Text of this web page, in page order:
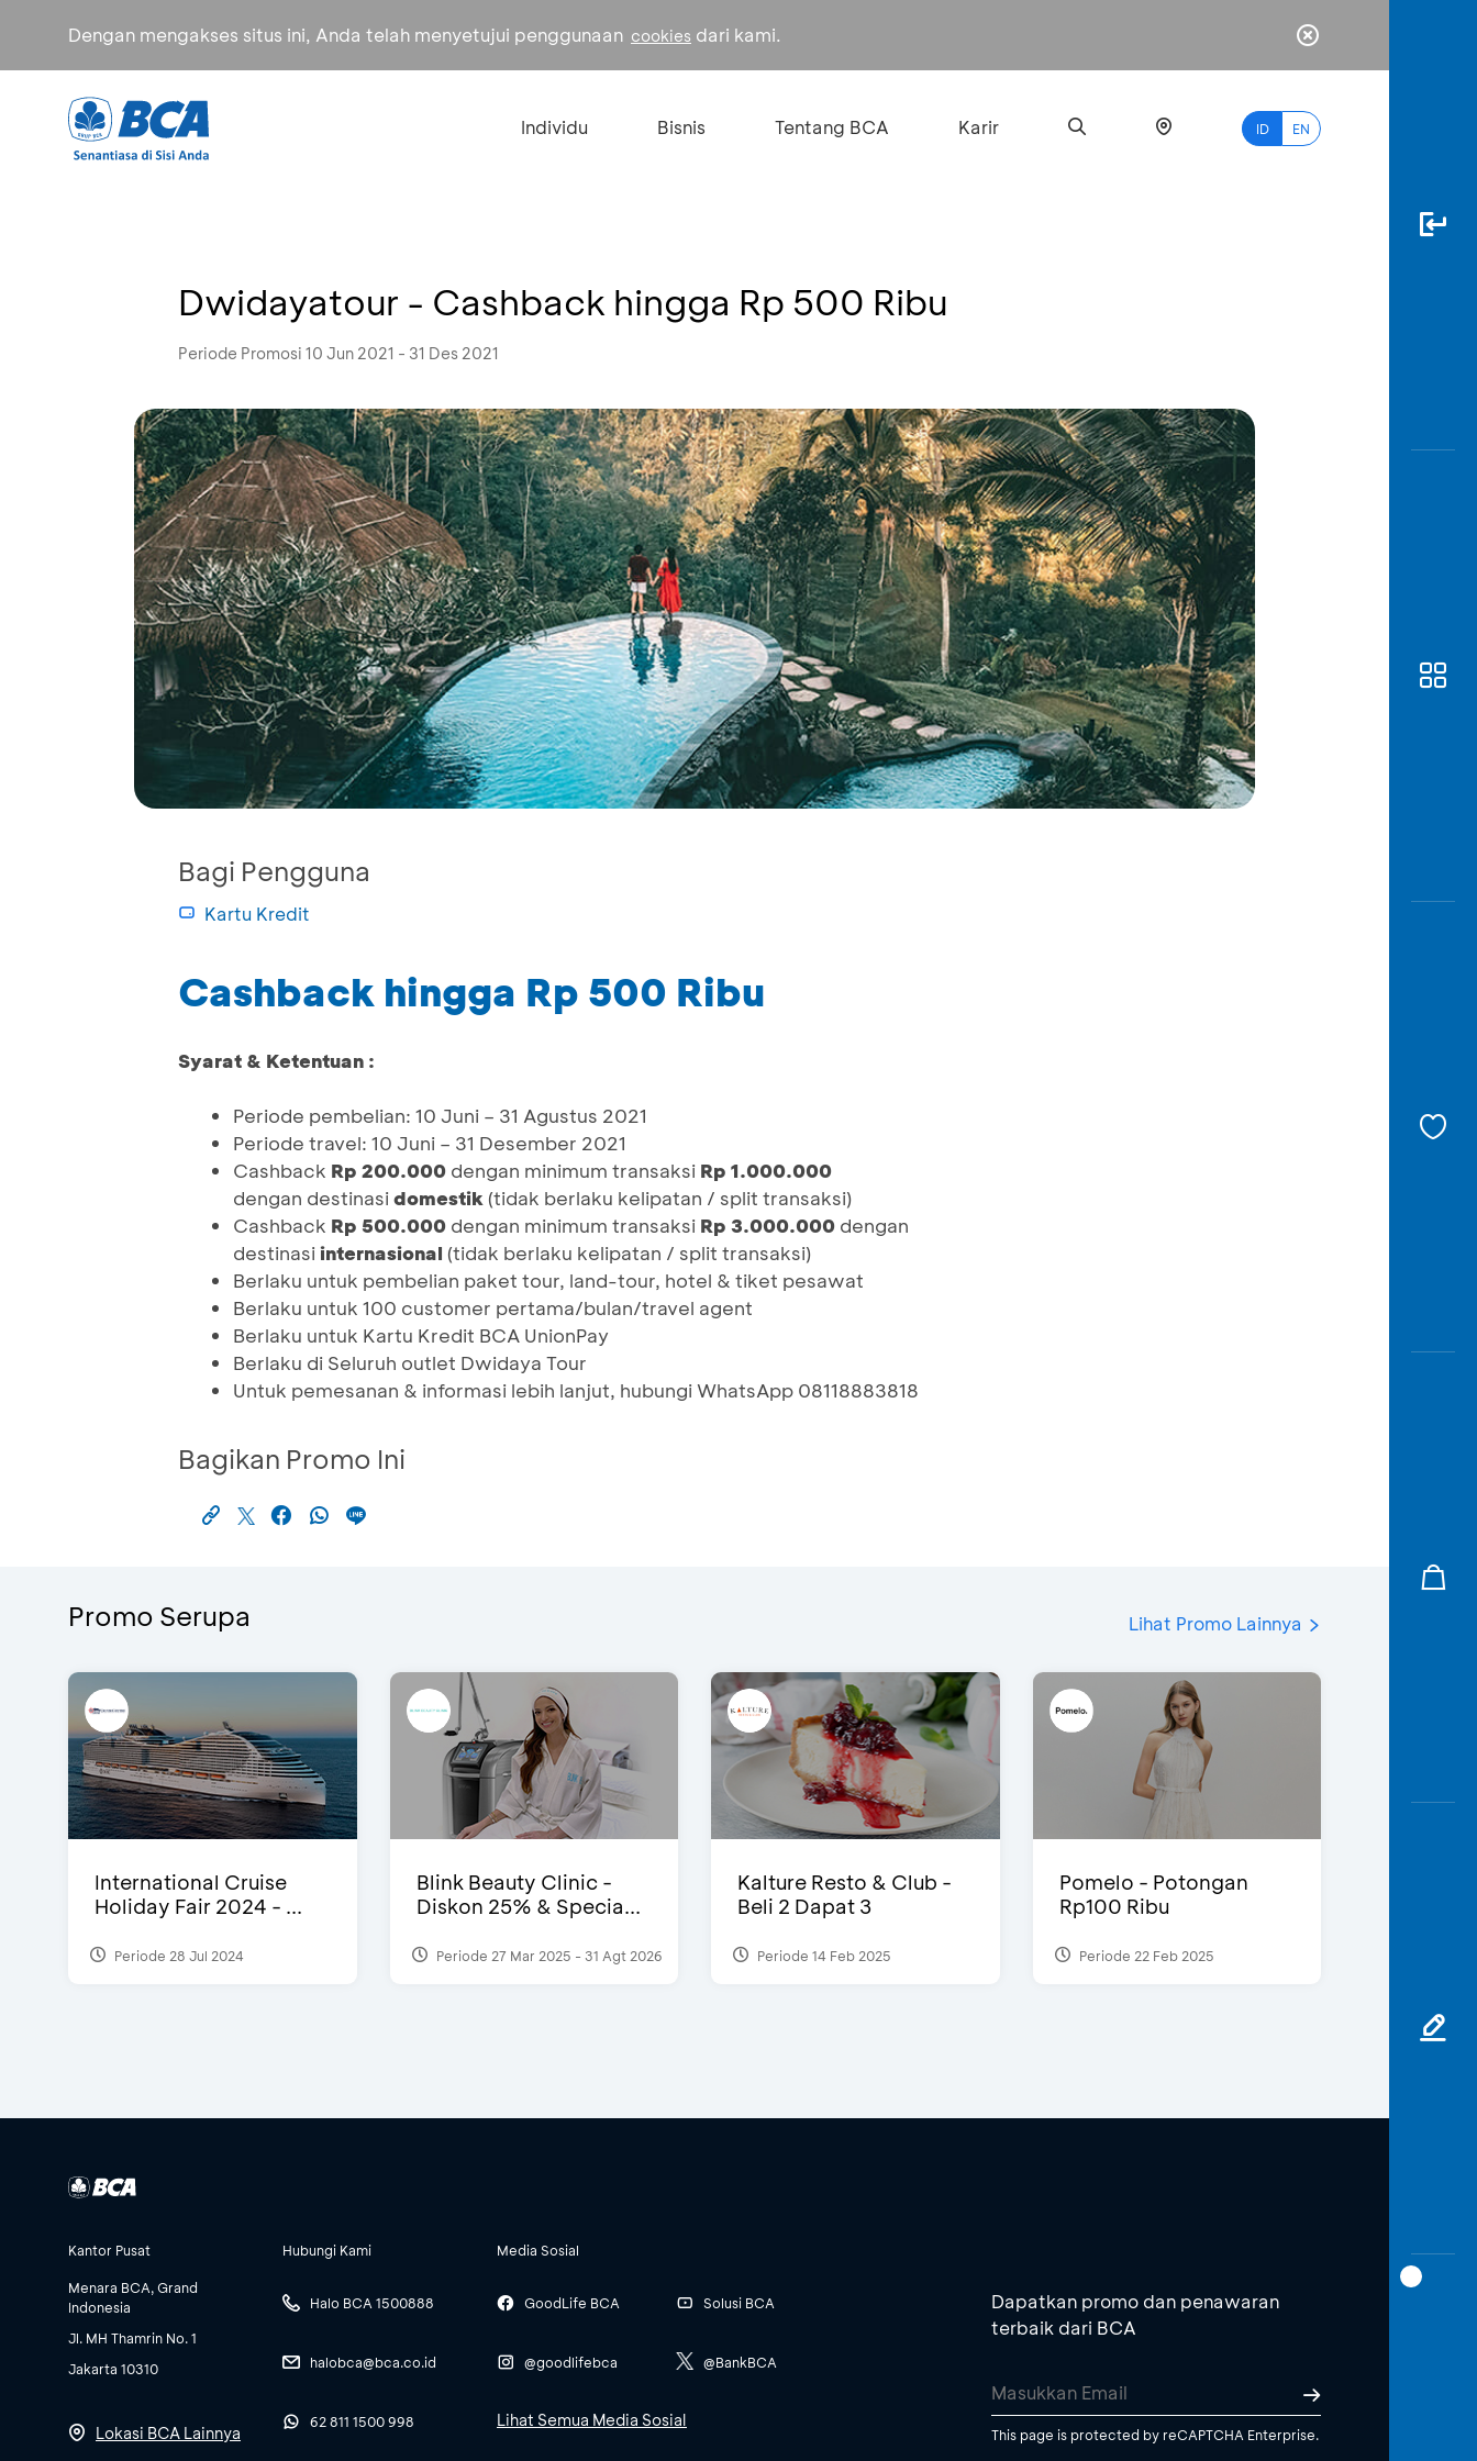
Dengan mengakses situs ini, Anda telah menyetujui penggunaan cookies dari kami.
Individu Bisnis Tentang BCA Karir ID EN
Dwidayatour - Cashback hingga Rp 500 Ribu
Periode Promosi 10 Jun 2021 - 31 Des 2021
Bagi Pengguna
Kartu Kredit
Cashback hingga Rp 500 Ribu
Syarat & Ketentuan :
Periode pembelian: 10 Juni – 31 Agustus 2021
Periode travel: 10 Juni – 31 Desember 2021
Cashback Rp 200.000 dengan minimum transaksi Rp 1.000.000
dengan destinasidomestik (tidak berlaku kelipatan / split transaksi)
Cashback Rp 500.000 dengan minimum transaksi Rp 3.000.000 dengan
destinasiinternasional (tidak berlaku kelipatan / split transaksi)
Berlaku untuk pembelian paket tour, land-tour, hotel & tiket pesawat
Berlaku untuk 100 customer pertama/bulan/travel agent
Berlaku untuk Kartu Kredit BCA UnionPay
Berlaku di Seluruh outlet Dwidaya Tour
Untuk pemesanan & informasi lebih lanjut, hubungi WhatsApp 08118883818
Bagikan Promo Ini
Promo Serupa Lihat Promo Lainnya
International Cruise
Holiday Fair 2024 - ...
Periode 28 Jul 2024
Blink Beauty Clinic -
Diskon 25% & Specia...
Periode 27 Mar 2025 - 31 Agt 2026
Kalture Resto & Club -
Beli 2 Dapat 3
Periode 14 Feb 2025
Pomelo - Potongan
Rp100 Ribu
Periode 22 Feb 2025
Kantor Pusat
Menara BCA, Grand
Indonesia
Jl. MH Thamrin No. 1
Jakarta 10310
Lokasi BCA Lainnya
Hubungi Kami
Halo BCA 1500888
halobca@bca.co.id
62 811 1500 998
Media Sosial
GoodLife BCA
@goodlifebca
Solusi BCA
@BankBCA
Lihat Semua Media Sosial
Dapatkan promo dan penawaran
terbaik dari BCA
This page is protected by reCAPTCHA Enterprise.